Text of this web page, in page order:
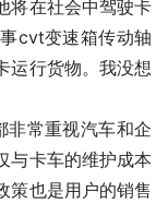
将在社会中驾驶卡
cvt变速箱传动轴
运行货物。我没想
非常重视汽车和企
与卡车的维护成本
策也是用户的销售